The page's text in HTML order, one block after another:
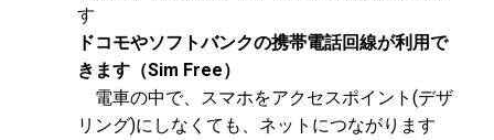
す
ドコモやソフトバンクの携帯電話回線が利用で
きます（Sim Free）
電車の中で、スマホをアクセスポイント(デザ
リング)にしなくても、ネットにつながります